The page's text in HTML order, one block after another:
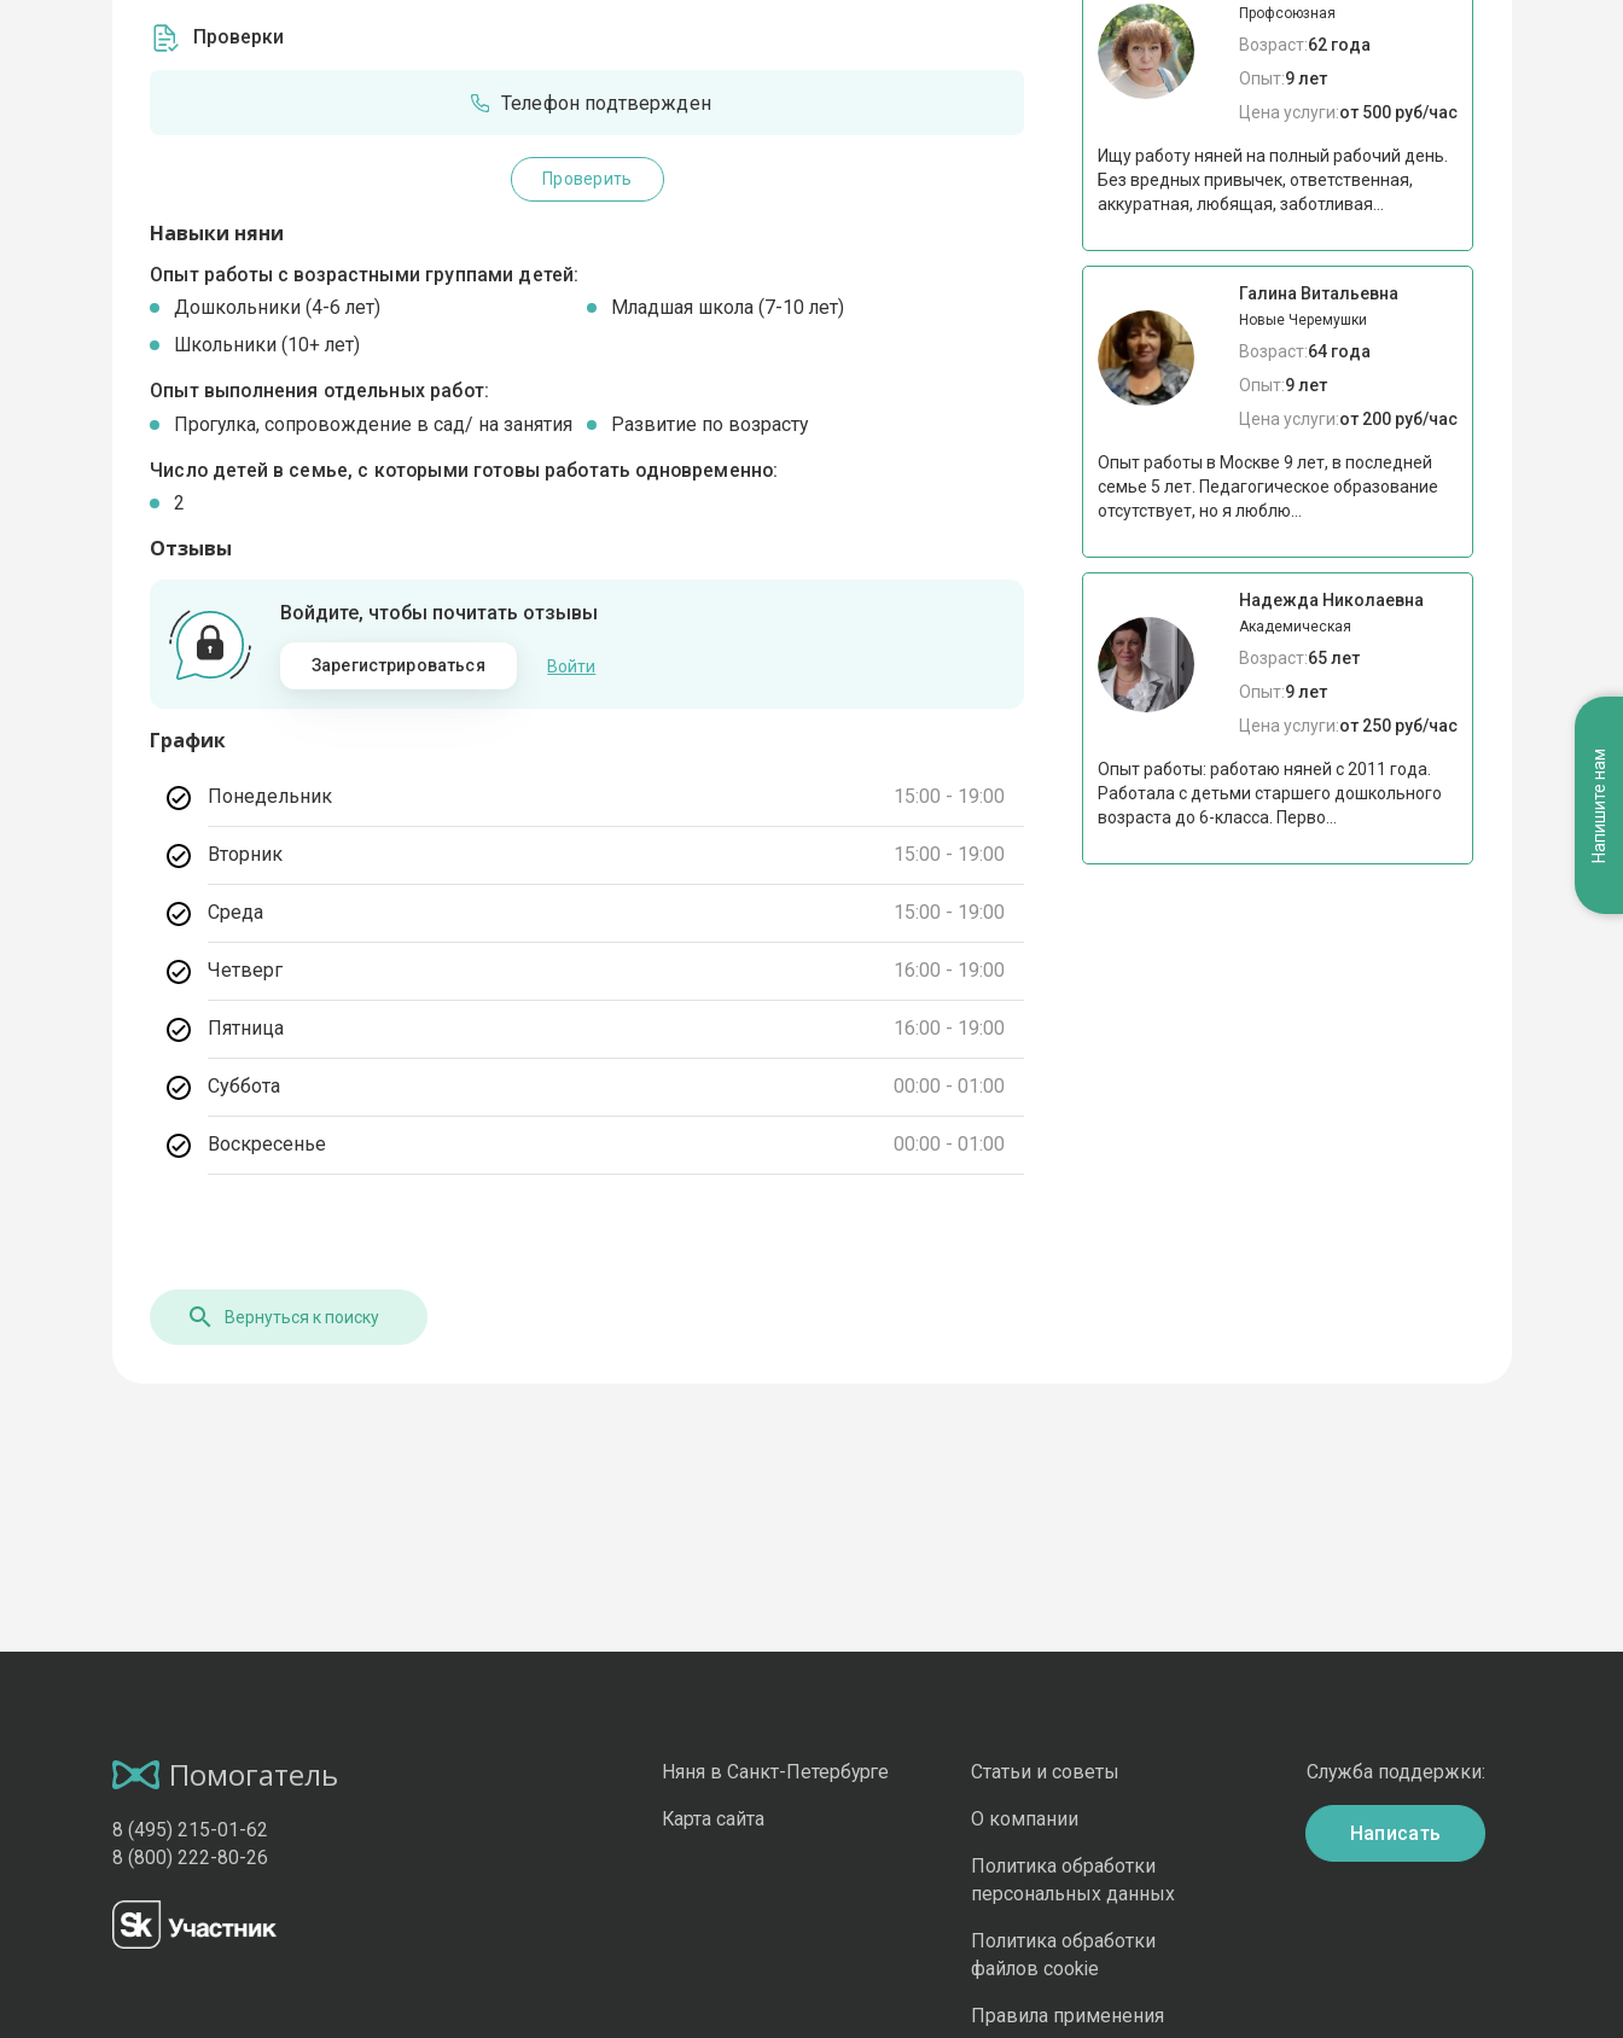
Проверки
Телефон подтвержден
Проверить
Навыки няни
Опыт работы с возрастными группами детей:
Дошкольники (4-6 лет)
Младшая школа (7-10 лет)
Школьники (10+ лет)
Опыт выполнения отдельных работ:
Прогулка, сопровождение в сад/ на занятия
Развитие по возрасту
Число детей в семье, с которыми готовы работать одновременно:
2
Отзывы
Войдите, чтобы почитать отзывы
Зарегистрироваться Войти
График
Понедельник 15:00 - 19:00
Вторник 15:00 - 19:00
Среда 15:00 - 19:00
Четверг 16:00 - 19:00
Пятница 16:00 - 19:00
Суббота 00:00 - 01:00
Воскресенье 00:00 - 01:00
Профсоюзная
Возраст:62 года
Опыт:9 лет
Цена услуги:от 500 руб/час
Ищу работу няней на полный рабочий день.
Без вредных привычек, ответственная,
аккуратная, любящая, заботливая...
Галина Витальевна
Новые Черемушки
Возраст:64 года
Опыт:9 лет
Цена услуги:от 200 руб/час
Опыт работы в Москве 9 лет, в последней
семье 5 лет. Педагогическое образование
отсутствует, но я люблю...
Надежда Николаевна
Академическая
Возраст:65 лет
Опыт:9 лет
Цена услуги:от 250 руб/час
Опыт работы: работаю няней с 2011 года.
Работала с детьми старшего дошкольного
возраста до 6-класса. Перво...
Вернуться к поиску
Помогатель
8 (495) 215-01-62
8 (800) 222-80-26
Няня в Санкт-Петербурге
Карта сайта
Статьи и советы
О компании
Политика обработки
персональных данных
Политика обработки
файлов cookie
Правила применения
Служба поддержки:
Написать
Напишите нам